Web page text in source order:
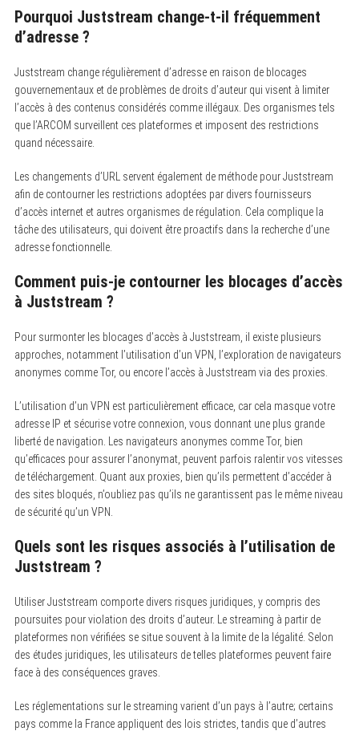
Pourquoi Juststream change-t-il fréquemment
d’adresse ?
Juststream change régulièrement d’adresse en raison de blocages
gouvernementaux et de problèmes de droits d’auteur qui visent à limiter
l’accès à des contenus considérés comme illégaux. Des organismes tels
que l’ARCOM surveillent ces plateformes et imposent des restrictions
quand nécessaire.
Les changements d’URL servent également de méthode pour Juststream
afin de contourner les restrictions adoptées par divers fournisseurs
d’accès internet et autres organismes de régulation. Cela complique la
tâche des utilisateurs, qui doivent être proactifs dans la recherche d’une
adresse fonctionnelle.
Comment puis-je contourner les blocages d’accès
à Juststream ?
Pour surmonter les blocages d’accès à Juststream, il existe plusieurs
approches, notamment l’utilisation d’un VPN, l’exploration de navigateurs
anonymes comme Tor, ou encore l’accès à Juststream via des proxies.
L’utilisation d’un VPN est particulièrement efficace, car cela masque votre
adresse IP et sécurise votre connexion, vous donnant une plus grande
liberté de navigation. Les navigateurs anonymes comme Tor, bien
qu’efficaces pour assurer l’anonymat, peuvent parfois ralentir vos vitesses
de téléchargement. Quant aux proxies, bien qu’ils permettent d’accéder à
des sites bloqués, n’oubliez pas qu’ils ne garantissent pas le même niveau
de sécurité qu’un VPN.
Quels sont les risques associés à l’utilisation de
Juststream ?
Utiliser Juststream comporte divers risques juridiques, y compris des
poursuites pour violation des droits d’auteur. Le streaming à partir de
plateformes non vérifiées se situe souvent à la limite de la légalité. Selon
des études juridiques, les utilisateurs de telles plateformes peuvent faire
face à des conséquences graves.
Les réglementations sur le streaming varient d’un pays à l’autre; certains
pays comme la France appliquent des lois strictes, tandis que d’autres